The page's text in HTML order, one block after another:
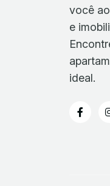
você
e
ideal.